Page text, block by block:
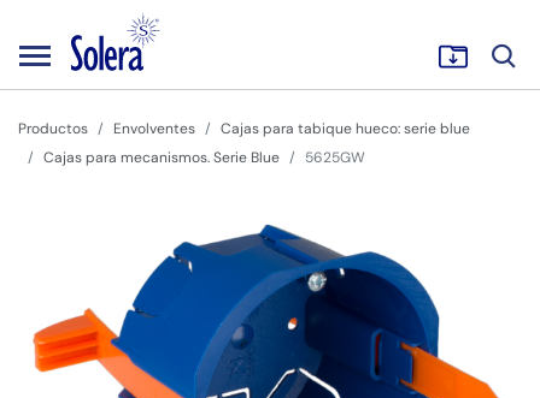
Productos Envolventes
Cajas para tabique hueco: serie blue
Cajas para mecanismos. Serie Blue
5625GW